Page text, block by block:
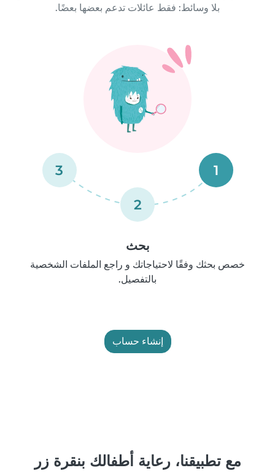
بلا وسائط: فقط عائلات تدعم بعضها بعضًا.
1
2
3
بحث
خصص بحثك وفقًا لاحتياجاتك و راجع الملفات الشخصية
بالتفصيل.
إنشاء حساب
مع تطبيقنا، رعاية أطفالك بنقرة زر